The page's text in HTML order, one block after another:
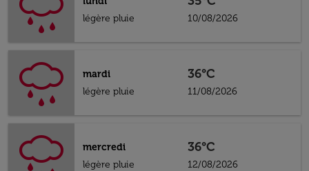
légère pluie
10/08/2026
mardi
légère pluie
36°C
11/08/2026
mercredi
légère pluie
36°C
12/08/2026